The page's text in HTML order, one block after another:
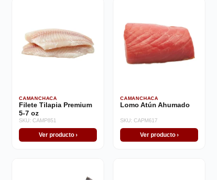
CAMANCHACA
Filete Tilapia Premium
5-7 oz
SKU: CAMP851
Ver producto ›
CAMANCHACA
Lomo Atún Ahumado
SKU: CAPM617
Ver producto ›